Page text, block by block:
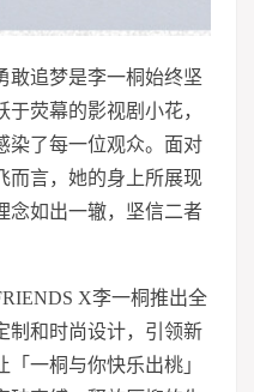
敢追梦是李一桐始终坚
荧幕的影视剧小花，
染了每一位观众。面对
而言，她的身上所展现
念如出一辙，坚信二者
X李一桐推出全
制和时尚设计，引领新
一桐与你快乐出桃」